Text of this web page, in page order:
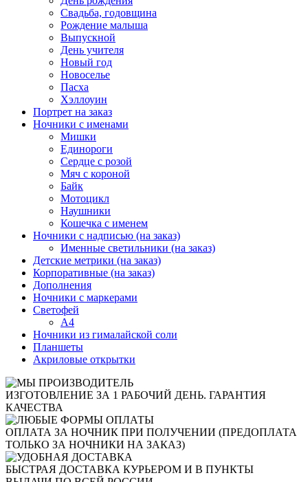
Свадьба, годовщина
Рождение малыша
Выпускной
День учителя
Новый год
Новоселье
Пасха
Хэллоуин
Портрет на заказ
Ночники с именами
Мишки
Единороги
Сердце с розой
Мяч с короной
Байк
Мотоцикл
Наушники
Кошечка с именем
Ночники с надписью (на заказ)
Именные светильники (на заказ)
Детские метрики (на заказ)
Корпоративные (на заказ)
Дополнения
Ночники с маркерами
Светофей
А4
Ночники из гималайской соли
Планшеты
Акриловые открытки
ИЗГОТОВЛЕНИЕ ЗА 1 РАБОЧИЙ ДЕНЬ. ГАРАНТИЯ
КАЧЕСТВА
ОПЛАТА ЗА НОЧНИК ПРИ ПОЛУЧЕНИИ (ПРЕДОПЛАТА
ТОЛЬКО ЗА НОЧНИКИ НА ЗАКАЗ)
БЫСТРАЯ ДОСТАВКА КУРЬЕРОМ И В ПУНКТЫ